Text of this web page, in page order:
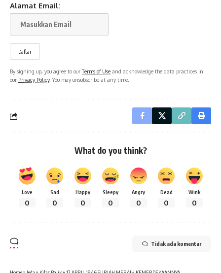
Alamat Email:
By signing up, you agree to ourTerms of Use and acknowledge the data practices in
our Privacy Policy. You may unsubscribe at any time.
What do you think?
Love
0
Sad
0
Happy
0
Sleepy
0
Angry
0
Dead
0
Wink
0
Tidak ada komentar